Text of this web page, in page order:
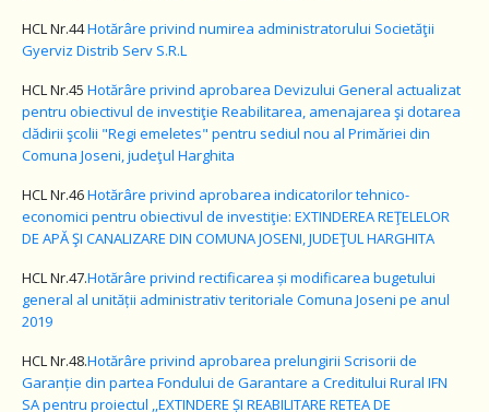
HCL Nr.44Hotărâre privind numirea administratorului Societăţii
Gyerviz Distrib Serv S.R.L
HCL Nr.45 Hotărâre privind aprobarea Devizului General actualizat
pentru obiectivul de investiţie Reabilitarea, amenajarea şi dotarea
clădirii şcolii "Regi emeletes" pentru sediul nou al Primăriei din
Comuna Joseni, judeţul Harghita
HCL Nr.46Hotărâre privind aprobarea indicatorilor tehnico-
economici pentru obiectivul de investiţie: EXTINDEREA REŢELELOR
DE APĂ ŞI CANALIZARE DIN COMUNA JOSENI, JUDEŢUL HARGHITA
HCL Nr.47.Hotărâre privind rectificarea și modificarea bugetului
general al unității administrativ teritoriale Comuna Joseni pe anul
2019
HCL Nr.48.Hotărâre privind aprobarea prelungirii Scrisorii de
Garanție din partea Fondului de Garantare a Creditului Rural IFN
SA pentru proiectul ,,EXTINDERE ȘI REABILITARE RETEA DE